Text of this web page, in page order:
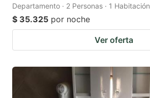
Departamento · 2 Personas · 1 Habitación
$ 35.325 por noche
Ver oferta